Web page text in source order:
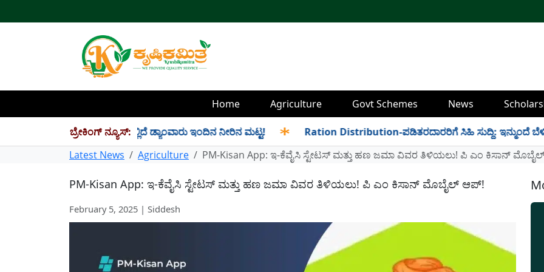
Home Agriculture Govt Schemes News
ಬ್ರೇಕಿಂಗ್ ನ್ಯೂಸ್:
TMC ನೀರು ಸಂಗ್ರಹ! ಇಲ್ಲಿದೆ ಡ್ಯಾಂವಾರು ಇಂದಿನ ನೀರಿನ ಮಟ್ಟ! ✱ Ration Distribution-ಪಡಿತರದಾರರಿಗೆ ಸಿಹಿ ಸುದ್ದಿ: ಇನ್ಮುಂದೆ ಬೆಳಿಗ್ಗೆ 6
Latest News
Agriculture PM-Kisan App: ಇ-ಕೆವೈಸಿ ಸ್ಟೇಟಸ್ ಮತ್ತು ಹಣ ಜಮಾ ವಿವರ ತಿಳಿಯಲು! ಪಿ ಎಂ ಕಿಸಾನ್
PM-Kisan App: ಇ-ಕೆವೈಸಿ ಸ್ಟೇಟಸ್ ಮತ್ತು ಹಣ ಜಮಾ ವಿವರ ತಿಳಿಯಲು! ಪಿ ಎಂ ಕಿಸಾನ್ ಮೊಬೈಲ್ ಆಪ್!
February 5, 2025 | Siddesh